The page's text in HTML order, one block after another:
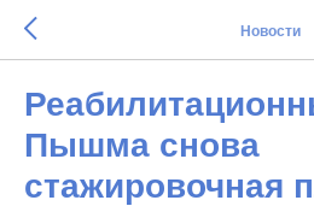
Новости
Пышма снова
стажировочная